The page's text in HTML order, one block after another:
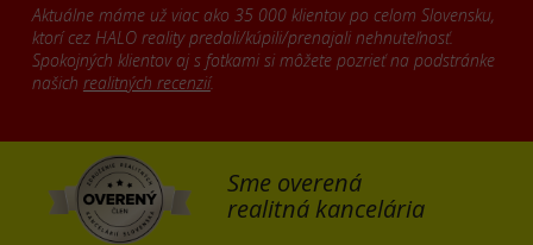
Aktuálne máme už viac ako 35 000 klientov po celom Slovensku,
ktorí cez HALO reality predali/kúpili/prenajali nehnuteľnosť.
Spokojných klientov aj s fotkami si môžete pozrieť na podstránke
našich realitných recenzií.
Sme overená
realitná kancelária